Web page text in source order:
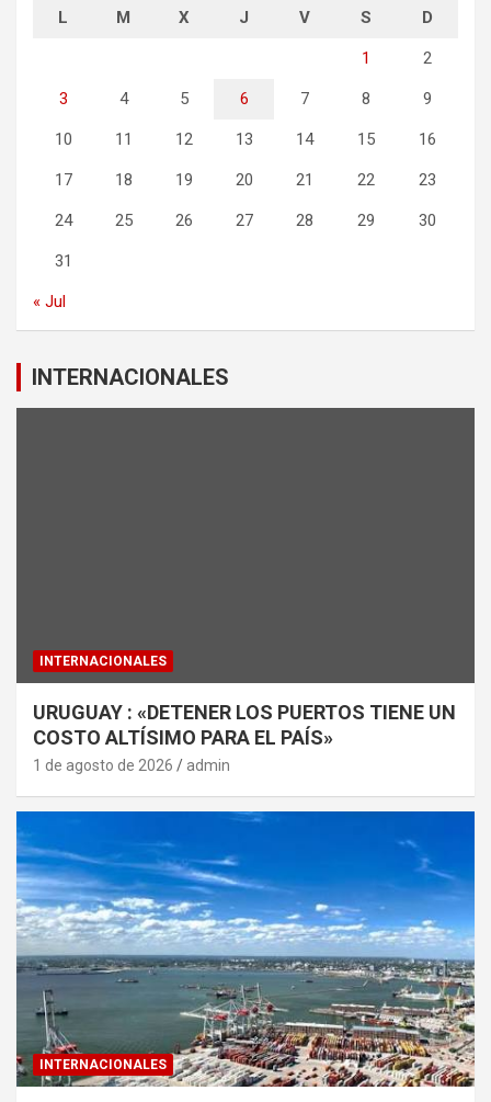
L M X J V S D
1 2
3 4 5 6 7 8 9
10 11 12 13 14 15 16
17 18 19 20 21 22 23
24 25 26 27 28 29 30
31
« Jul
INTERNACIONALES
INTERNACIONALES
URUGUAY : «DETENER LOS PUERTOS TIENE UN
COSTO ALTÍSIMO PARA EL PAÍS»
1 de agosto de 2026 admin
INTERNACIONALES